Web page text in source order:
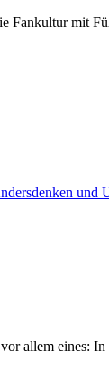
Fankultur mit
und
allem eines: